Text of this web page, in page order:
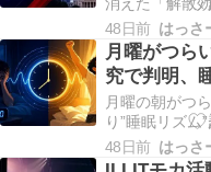
決を受け入れ
消えた「解散
の影響を解説
落｜4カ月で消
の政策への影
信 世論調査 自
落｜4カ月で
今後の政策へ
48日前 はっさ
月曜がつら
究で判明、
な「リズム
月曜の朝がつ
り”睡眠リズム
最新研究レポ
編】前編はこ
48日前 はっさ